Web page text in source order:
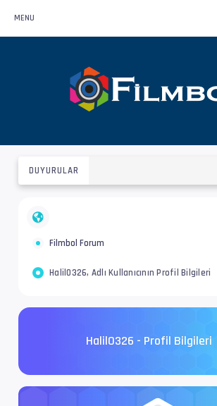
MENU
DUYURULAR
Filmbol Forum
Halil0326, Adlı Kullanıcının Profil Bilgileri
Halil0326 - Profil Bilgileri